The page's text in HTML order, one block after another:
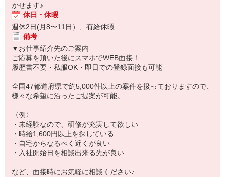
かせます♪
休日・休暇
週休2日(月8〜11日）、有給休暇
備考
▼お仕事紹介先のご案内
ご応募を頂いた後にスマホでWEB面接！
履歴書不要・私服OK・即日での登録面接も可能
全国47都道府県で約5,000件以上の案件を扱っておりますので、
様々な希望に沿ったご提案が可能。
〈例〉
・未経験なので、研修が充実して欲しい
・時給1,600円以上を探している
・自宅からなるべく近くが良い
・入社開始日を相談出来る先が良い
など、面接時にお気軽に相談ください♪